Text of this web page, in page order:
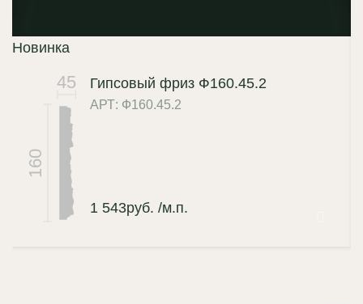
Новинка
45
160
Гипсовый фриз Ф160.45.2
АРТ: Ф160.45.2
1 543руб. /м.п.